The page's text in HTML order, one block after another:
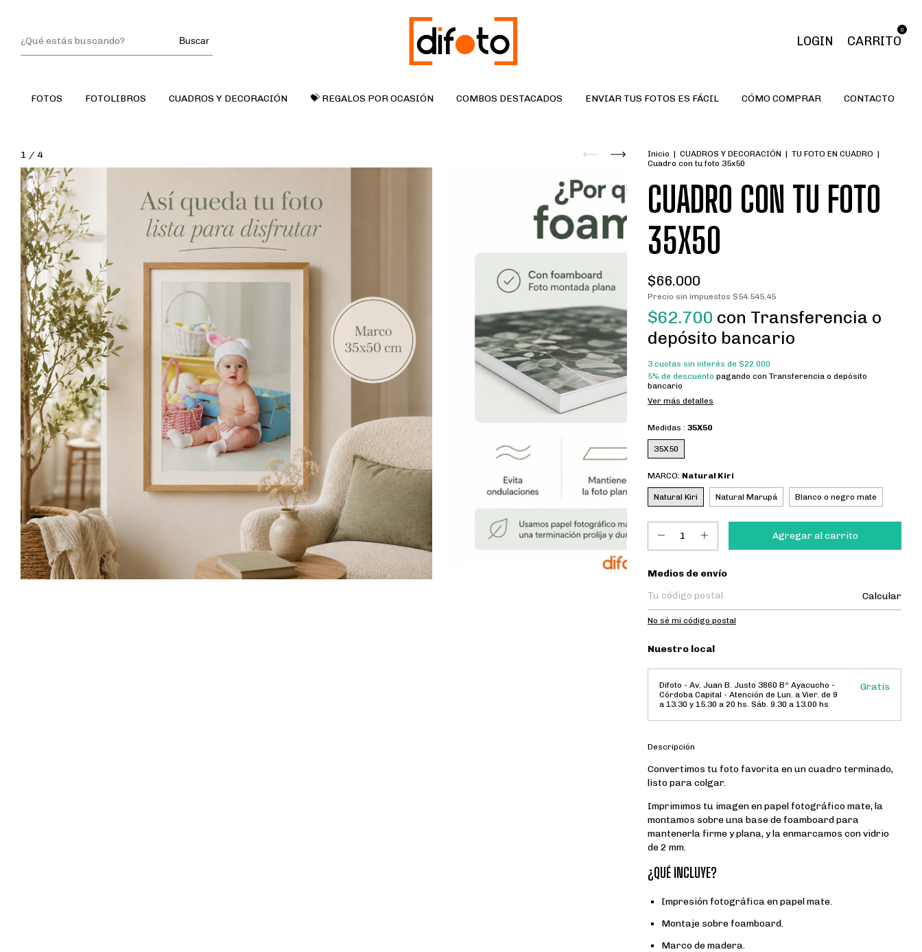
Buscar LOGIN CARRITO
0
FOTOS FOTOLIBROS CUADROS Y DECORACIÓN 💝 REGALOS POR OCASIÓN COMBOS DESTACADOS ENVIAR TUS FOTOS ES FÁCIL CÓMO COMPRAR CONTACTO
1 / 4 Inicio | CUADROS Y DECORACIÓN | TU FOTO EN CUADRO |
Cuadro con tu foto 35x50
CUADRO CON TU FOTO
35X50
$66.000
Precio sin impuestos $54.545,45
$62.700 con Transferencia o
depósito bancario
3 cuotas sin interés de $22.000
5% de descuento pagando con Transferencia o depósito
bancario
Ver más detalles
Medidas : 35X50
35X50
MARCO: Natural Kiri
Natural Kiri Natural Marupá Blanco o negro mate
Entregas para el CP:
Medios de envío
Calcular
No sé mi código postal
Nuestro local
Difoto - Av. Juan B. Justo 3860 Bº Ayacucho -
Córdoba Capital - Atención de Lun. a Vier. de 9
a 13.30 y 15.30 a 20 hs. Sáb. 9.30 a 13.00 hs
Gratis
Descripción
Convertimos tu foto favorita en un cuadro terminado,
listo para colgar.
Imprimimos tu imagen en papel fotográfico mate, la
montamos sobre una base de foamboard para
mantenerla firme y plana, y la enmarcamos con vidrio
de 2 mm.
¿QUÉ INCLUYE?
Impresión fotográfica en papel mate.
Montaje sobre foamboard.
Marco de madera.